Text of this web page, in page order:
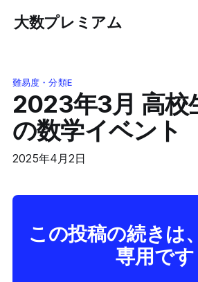
大数プレミアム
難易度・分類E
2023年3月 高校
の数学イベント
2025年4月2日
この投稿の続きは
専用です